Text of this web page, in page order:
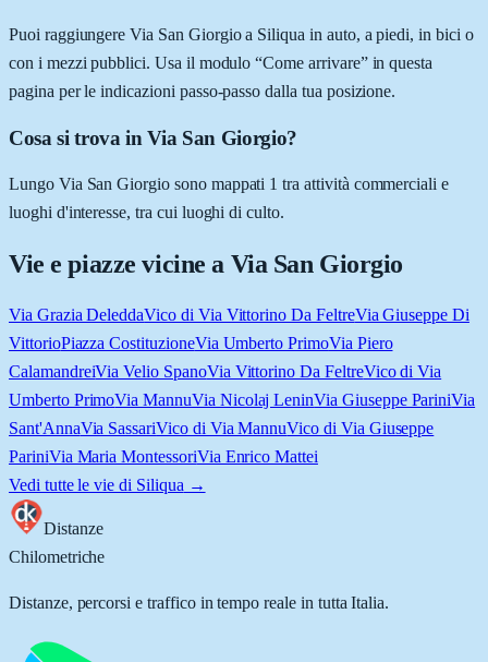
Puoi raggiungere Via San Giorgio a Siliqua in auto, a piedi, in bici o
con i mezzi pubblici. Usa il modulo “Come arrivare” in questa
pagina per le indicazioni passo-passo dalla tua posizione.
Cosa si trova in Via San Giorgio?
Lungo Via San Giorgio sono mappati 1 tra attività commerciali e
luoghi d'interesse, tra cui luoghi di culto.
Vie e piazze vicine a Via San Giorgio
Via Grazia DeleddaVico di Via Vittorino Da FeltreVia Giuseppe Di
VittorioPiazza CostituzioneVia Umberto PrimoVia Piero
CalamandreiVia Velio SpanoVia Vittorino Da FeltreVico di Via
Umberto PrimoVia MannuVia Nicolaj LeninVia Giuseppe PariniVia
Sant'AnnaVia SassariVico di Via MannuVico di Via Giuseppe
PariniVia Maria MontessoriVia Enrico Mattei
Vedi tutte le vie di Siliqua →
Distanze
Chilometriche
Distanze, percorsi e traffico in tempo reale in tutta Italia.